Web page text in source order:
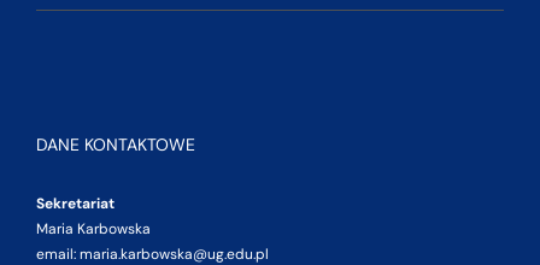
DANE KONTAKTOWE
Sekretariat
Maria Karbowska
email: maria.karbowska@ug.edu.pl